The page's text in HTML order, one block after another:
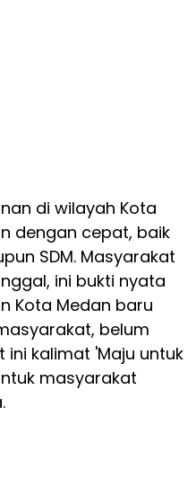
di wilayah Kota
dengan cepat, baik
SDM. Masyarakat
ini bukti nyata
Kota Medan baru
belum
ini kalimat 'Maju untuk
masyarakat